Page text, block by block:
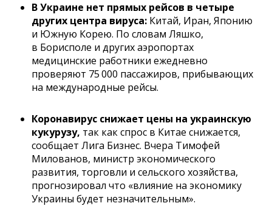
В Украине нет прямых рейсов в четыре
других центра вируса: Китай, Иран, Японию
и Южную Корею. По словам Ляшко,
в Борисполе и других аэропортах
медицинские работники ежедневно
проверяют 75 000 пассажиров, прибывающих
на международные рейсы.
Коронавирус снижает цены на украинскую
кукурузу, так как спрос в Китае снижается,
сообщает Лига Бизнес. Вчера Тимофей
Милованов, министр экономического
развития, торговли и сельского хозяйства,
прогнозировал что «влияние на экономику
Украины будет незначительным».